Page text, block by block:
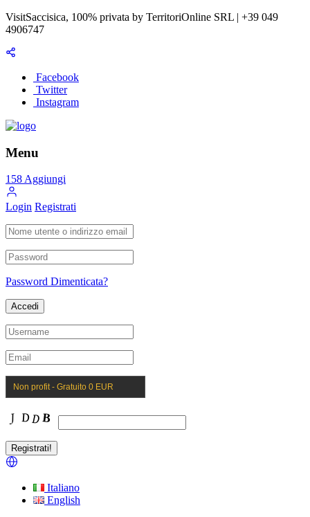
VisitSaccisica, 100% privata by TerritoriOnline SRL | +39 049
4906747
Facebook
Twitter
Instagram
Menu
158Aggiungi
Login Registrati
Password Dimenticata?
Non profit - Gratuito 0 EUR
Italiano
English